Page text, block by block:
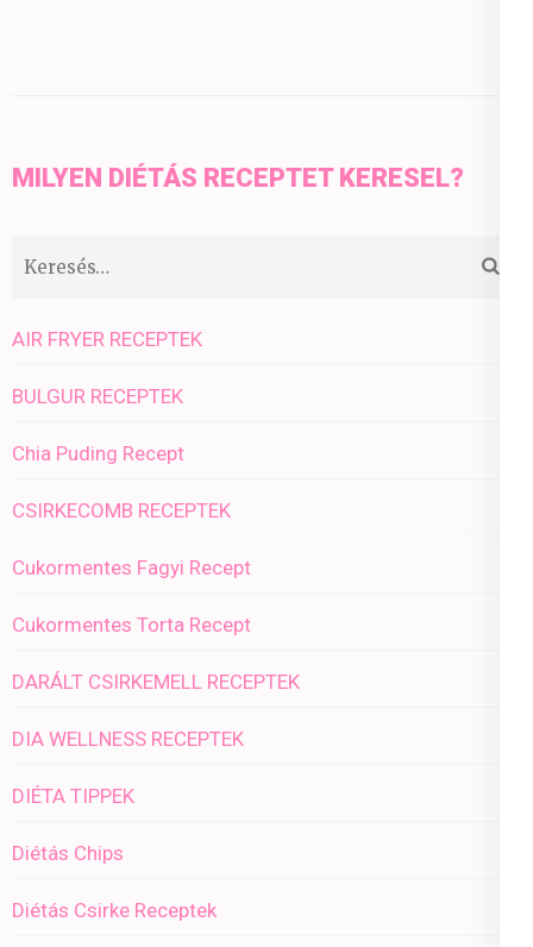
MILYEN DIÉTÁS RECEPTET KERESEL?
Keresés:
AIR FRYER RECEPTEK
BULGUR RECEPTEK
Chia Puding Recept
CSIRKECOMB RECEPTEK
Cukormentes Fagyi Recept
Cukormentes Torta Recept
DARÁLT CSIRKEMELL RECEPTEK
DIA WELLNESS RECEPTEK
DIÉTA TIPPEK
Diétás Chips
Diétás Csirke Receptek